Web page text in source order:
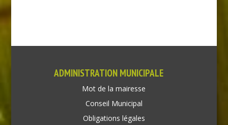
ADMINISTRATION MUNICIPALE
Mot de la mairesse
Conseil Municipal
Obligations légales